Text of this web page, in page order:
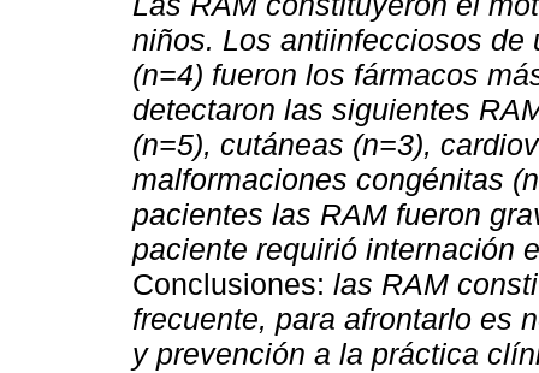
niños. Los antiinfecciosos
(n=4) fueron los fármacos
detectaron las siguientes
(n=5), cutáneas (n=3),
malformaciones congénitas
pacientes las RAM fueron
paciente requirió internación
Conclusiones: las RAM
frecuente, para afrontarlo es
y prevención a la práctica